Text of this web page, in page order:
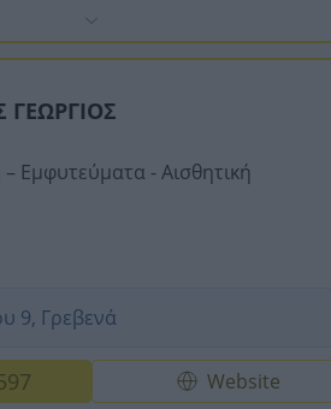
ΓΕΩΡΓΙΟΣ
– Εμφυτεύματα - Αισθητική
9, Γρεβενά
Website